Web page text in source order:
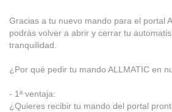
Gracias a tu nuevo mando para el portal
podrás volver a abrir y cerrar tu
tranquilidad.
¿Por qué pedir tu mando ALLMATIC en
- 1ª ventaja:
¿Quieres recibir tu mando del portal